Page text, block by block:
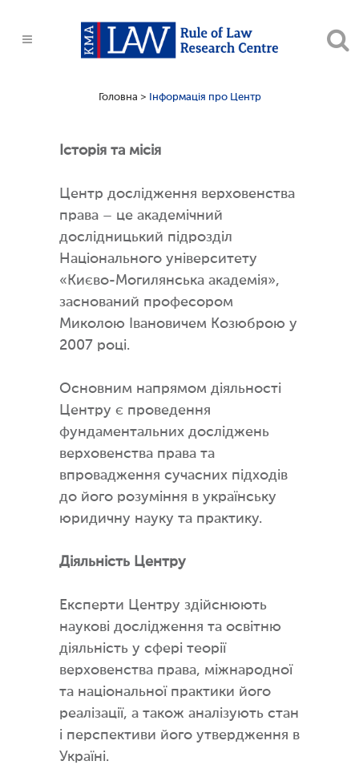
Головна > Інформація про Центр
Історія та місія
Центр дослідження верховенства
права – це академічний
дослідницький підрозділ
Національного університету
«Києво-Могилянська академія»,
заснований професором
Миколою Івановичем Козюброю у
2007 році.
Основним напрямом діяльності
Центру є проведення
фундаментальних досліджень
верховенства права та
впровадження сучасних підходів
до його розуміння в українську
юридичну науку та практику.
Діяльність Центру
Експерти Центру здійснюють
наукові дослідження та освітню
діяльність у сфері теорії
верховенства права, міжнародної
та національної практики його
реалізації, а також аналізують стан
і перспективи його утвердження в
Україні.